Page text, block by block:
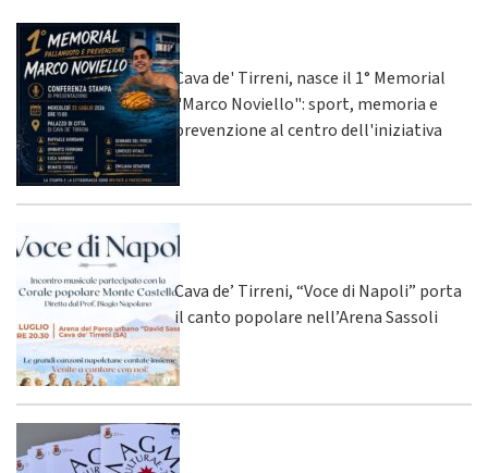
Cava de' Tirreni, nasce il 1° Memorial
"Marco Noviello": sport, memoria e
prevenzione al centro dell'iniziativa
Cava de’ Tirreni, “Voce di Napoli” porta
il canto popolare nell’Arena Sassoli